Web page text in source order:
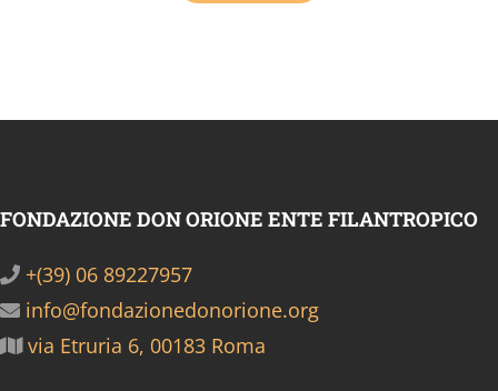
FONDAZIONE DON ORIONE ENTE FILANTROPICO
+(39) 06 89227957
info@fondazionedonorione.org
via Etruria 6, 00183 Roma